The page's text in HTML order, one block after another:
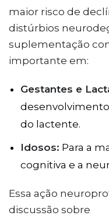
maior risco de
distúrbios
suplementação
importante em:
Gestantes e
do lactente.
Idosos: Para a
cognitiva e a
Essa ação
discussão sobre